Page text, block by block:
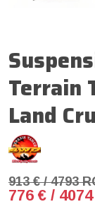
Terrain
Land
913 € / 4793
776 € /